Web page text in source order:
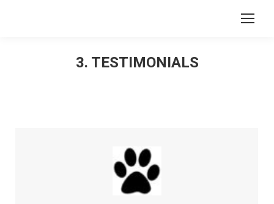
Search:
3. TESTIMONIALS